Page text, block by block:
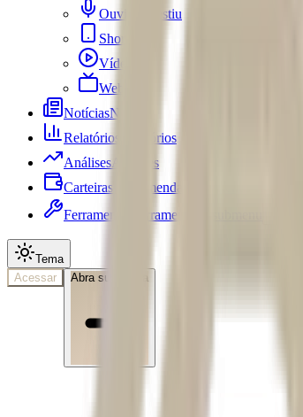
Ouviu Investiu
Shorts
Vídeos
Webséries
NotíciasNotícias
Relatórios
Relatórios
Análises Análises
Carteiras Recomendadas
Carteiras
Ferramentas
Ferramentas • submenu
Tema
Acessar
Abra sua conta